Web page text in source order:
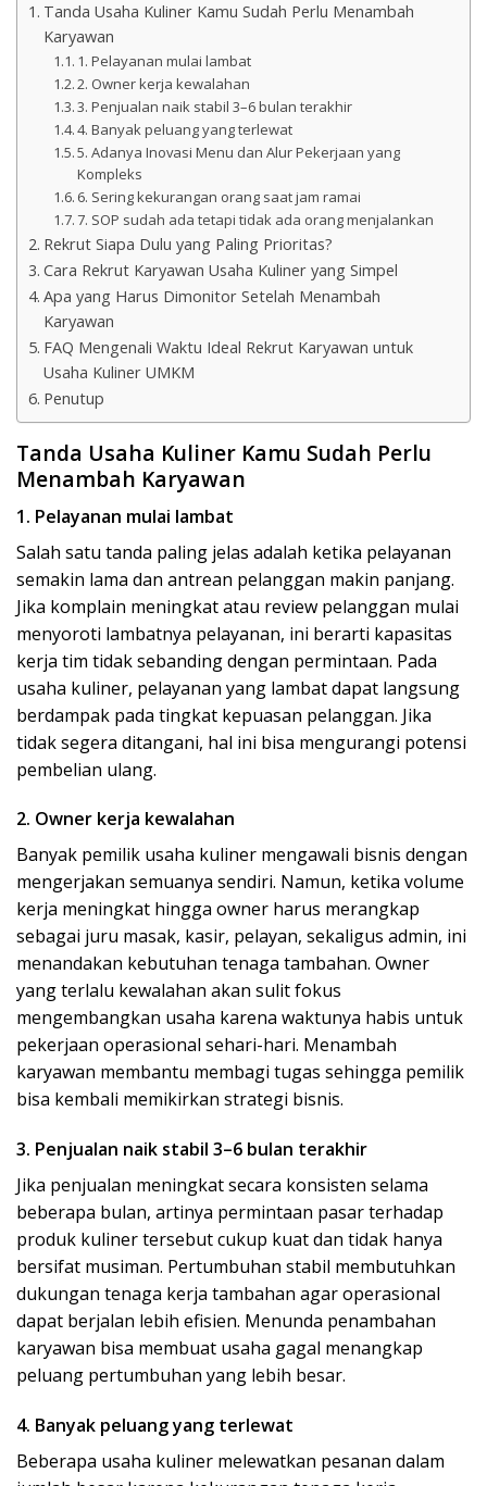
Tanda Usaha Kuliner Kamu Sudah Perlu Menambah
Karyawan
1. Pelayanan mulai lambat
2. Owner kerja kewalahan
3. Penjualan naik stabil 3–6 bulan terakhir
4. Banyak peluang yang terlewat
5. Adanya Inovasi Menu dan Alur Pekerjaan yang
Kompleks
6. Sering kekurangan orang saat jam ramai
7. SOP sudah ada tetapi tidak ada orang menjalankan
Rekrut Siapa Dulu yang Paling Prioritas?
Cara Rekrut Karyawan Usaha Kuliner yang Simpel
Apa yang Harus Dimonitor Setelah Menambah
Karyawan
FAQ Mengenali Waktu Ideal Rekrut Karyawan untuk
Usaha Kuliner UMKM
Penutup
Tanda Usaha Kuliner Kamu Sudah Perlu
Menambah Karyawan
1. Pelayanan mulai lambat
Salah satu tanda paling jelas adalah ketika pelayanan
semakin lama dan antrean pelanggan makin panjang.
Jika komplain meningkat atau review pelanggan mulai
menyoroti lambatnya pelayanan, ini berarti kapasitas
kerja tim tidak sebanding dengan permintaan. Pada
usaha kuliner, pelayanan yang lambat dapat langsung
berdampak pada tingkat kepuasan pelanggan. Jika
tidak segera ditangani, hal ini bisa mengurangi potensi
pembelian ulang.
2. Owner kerja kewalahan
Banyak pemilik usaha kuliner mengawali bisnis dengan
mengerjakan semuanya sendiri. Namun, ketika volume
kerja meningkat hingga owner harus merangkap
sebagai juru masak, kasir, pelayan, sekaligus admin, ini
menandakan kebutuhan tenaga tambahan. Owner
yang terlalu kewalahan akan sulit fokus
mengembangkan usaha karena waktunya habis untuk
pekerjaan operasional sehari-hari. Menambah
karyawan membantu membagi tugas sehingga pemilik
bisa kembali memikirkan strategi bisnis.
3. Penjualan naik stabil 3–6 bulan terakhir
Jika penjualan meningkat secara konsisten selama
beberapa bulan, artinya permintaan pasar terhadap
produk kuliner tersebut cukup kuat dan tidak hanya
bersifat musiman. Pertumbuhan stabil membutuhkan
dukungan tenaga kerja tambahan agar operasional
dapat berjalan lebih efisien. Menunda penambahan
karyawan bisa membuat usaha gagal menangkap
peluang pertumbuhan yang lebih besar.
4. Banyak peluang yang terlewat
Beberapa usaha kuliner melewatkan pesanan dalam